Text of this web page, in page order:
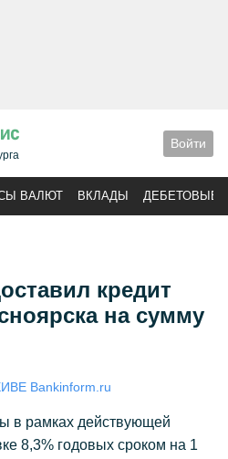
Войти
ВАЛЮТ ВКЛАДЫ ДЕБЕТОВЫЕ
кредит
на сумму
Bankinform.ru
в рамках действующей
8,3% годовых сроком на 1